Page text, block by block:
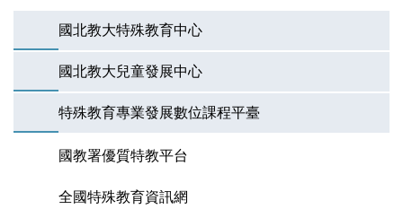
國北教大特殊教育中心
國北教大兒童發展中心
特殊教育專業發展數位課程平臺
國教署優質特教平台
全國特殊教育資訊網